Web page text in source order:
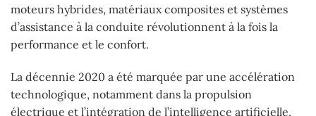
moteurs hybrides, matériaux composites et systèmes
d’assistance à la conduite révolutionnent à la fois la
performance et le confort.
La décennie 2020 a été marquée par une accélération
technologique, notamment dans la propulsion
électrique et l’intégration de l’intelligence artificielle,